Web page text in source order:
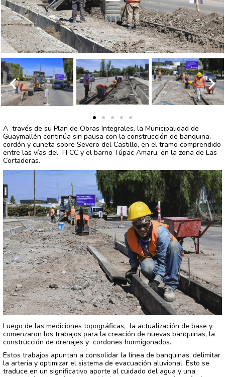
A través de su Plan de Obras Integrales, la Municipalidad de
Guaymallén continúa sin pausa con la construcción de banquina,
cordón y cuneta sobre Severo del Castillo, en el tramo comprendido
entre las vías del FFCC y el barrio Túpac Amaru, en la zona de Las
Cortaderas.
Luego de las mediciones topográficas, la actualización de base y
comenzaron los trabajos para la creación de nuevas banquinas, la
construcción de drenajes y cordones hormigonados.
Estos trabajos apuntan a consolidar la línea de banquinas, delimitar
la arteria y optimizar el sistema de evacuación aluvional. Esto se
traduce en un significativo aporte al cuidado del agua y una